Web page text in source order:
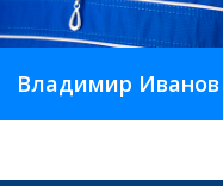
Владимир Иванов